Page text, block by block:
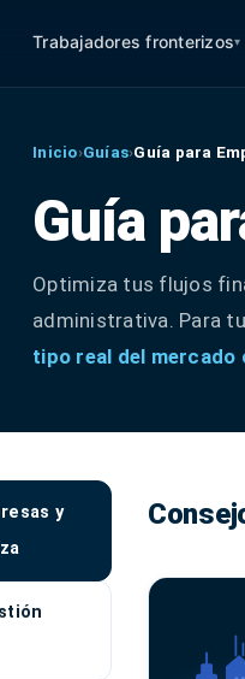
Trabajadores fronterizos▾
Inicio›Guías›Guía para
Guía
Optimiza tus flujos
administrativa. Para
tipo real del
y